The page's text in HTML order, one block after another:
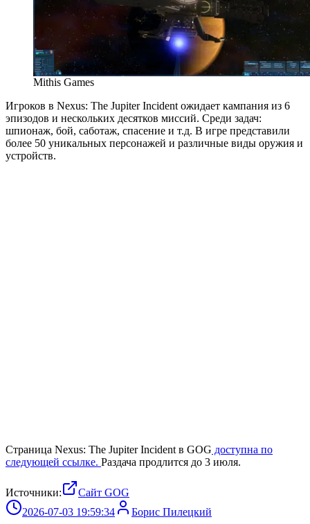
Mithis Games
Игроков в Nexus: The Jupiter Incident ожидает кампания из 6
эпизодов и нескольких десятков миссий. Среди задач:
шпионаж, бой, саботаж, спасение и т.д. В игре представили
более 50 уникальных персонажей и различные виды оружия и
устройств.
Страница Nexus: The Jupiter Incident в GOG доступна по
следующей ссылке. Раздача продлится до 3 июля.
Источники:
Сайт GOG
2026-07-03 19:59:34
Борис Пилецкий